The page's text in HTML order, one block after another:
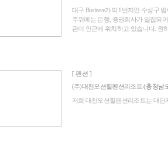
대구 Business가의 1번지인 수성구
주위에는 은행, 증권회사가 밀집되
관이 인근에 위치하고 있습니다. 원
[ 팬션 ]
(주)대천오션힐펜션리조트(충청남
저희 대천오션힐펜션리조트는 대단